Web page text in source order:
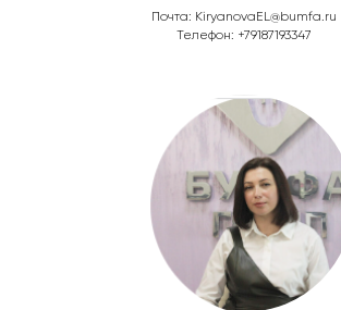
Почта: KiryanovaEL@bumfa.ru
Телефон: +79187193347